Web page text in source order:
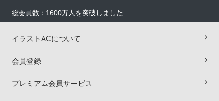
総会員数：1600万人を突破しました
イラストACについて
会員登録
プレミアム会員サービス